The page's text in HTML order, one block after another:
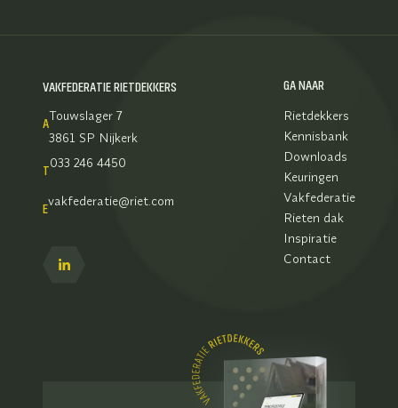
VAKFEDERATIE RIETDEKKERS
ATouwslager 7
3861 SP Nijkerk
T033 246 4450
Evakfederatie@riet.com
GA NAAR
Rietdekkers
Kennisbank
Downloads
Keuringen
Vakfederatie
Rieten dak
Inspiratie
Contact